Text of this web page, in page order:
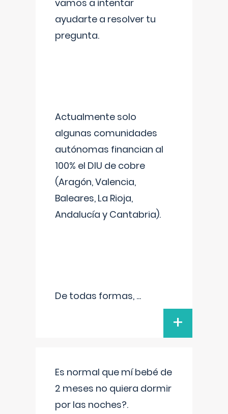
vamos a intentar
ayudarte a resolver tu
pregunta.
Actualmente solo
algunas comunidades
autónomas financian al
100% el DIU de cobre
(Aragón, Valencia,
Baleares, La Rioja,
Andalucía y Cantabria).
De todas formas, ...
+
Es normal que mí bebé de
2 meses no quiera dormir
por las noches?.